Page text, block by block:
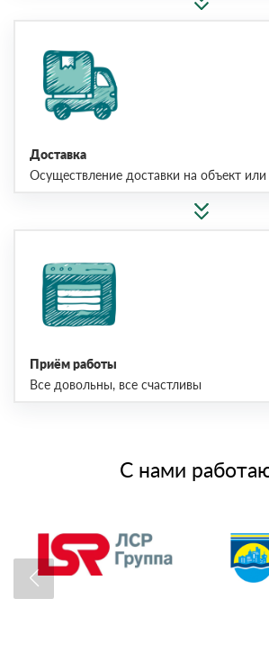
Доставка
Осуществление доставки на объект или
Приём работы
Все довольны, все счастливы
С нами